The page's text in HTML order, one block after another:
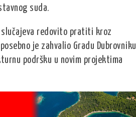
suda.
redovito pratiti kroz
je zahvalio Gradu Dubrovniku
podršku u novim projektima